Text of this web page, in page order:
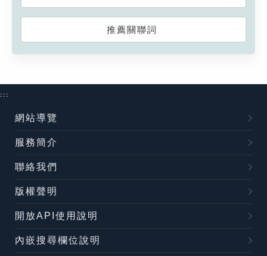
推薦關聯詞
:::
網站導覽
服務簡介
聯絡我們
版權聲明
開放API使用說明
內嵌搜尋欄位說明